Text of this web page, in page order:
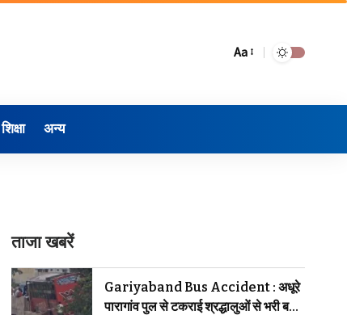
Aa
शिक्षा अन्य
ताजा खबरें
Gariyaband Bus Accident : अधूरे
पारागांव पुल से टकराई श्रद्धालुओं से भरी बस,